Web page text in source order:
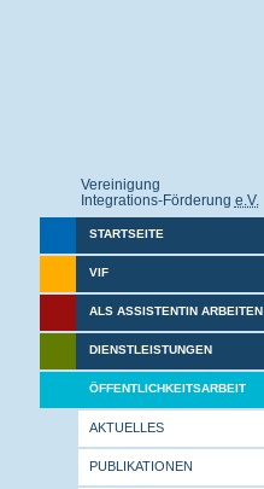
Vereinigung
Integrations-Förderung e.V.
STARTSEITE
VIF
ALS ASSISTENTIN ARBEITEN
DIENSTLEISTUNGEN
ÖFFENTLICHKEITSARBEIT
AKTUELLES
PUBLIKATIONEN